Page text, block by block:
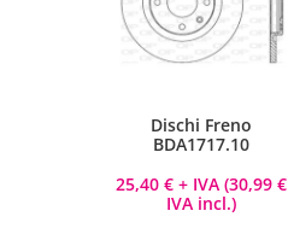
Dischi Freno
BDA1717.10
25,40€ + IVA (30,99€
IVA incl.)